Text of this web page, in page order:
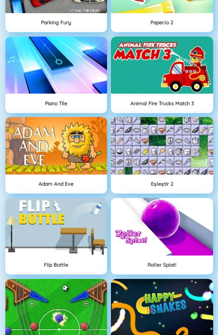
Parking Fury Paper.io 2
Piano Tile Animal Fire Trucks Match 3
Adam And Eve Eşleştir 2
Flip Bottle Roller Splat!